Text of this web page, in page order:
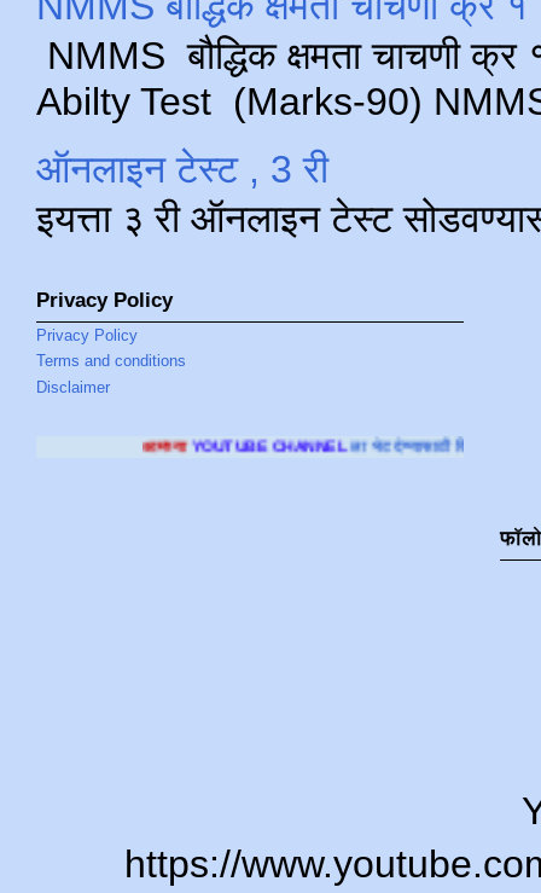
NMMS बौद्धिक क्षमता चाचणी
Abilty Test (Marks-90) NMMS
ऑनलाइन टेस्ट , 3 री
इयत्ता ३ री ऑनलाइन टेस्ट
Privacy Policy
Privacy Policy
Terms and conditions
Disclaimer
YOUTUBE CHANNELला भेट देण्यासाठी क्लिक करा.
https://